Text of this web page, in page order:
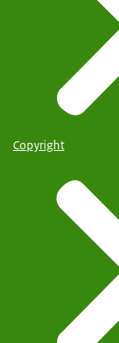
Copyright